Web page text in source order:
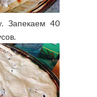
Запекаем 40